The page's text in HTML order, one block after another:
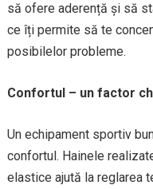
să ofere aderență și să
ce îți permite să te
posibilelor probleme.
Confortul – un factor
Un echipament sportiv
confortul. Hainele
elastice ajută la reglarea